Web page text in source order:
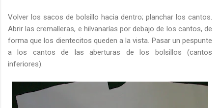
Volver los sacos de bolsillo hacia dentro; planchar los cantos.
Abrir las cremalleras, e hilvanarías por debajo de los cantos, de
forma que los dientecitos queden a la vista. Pasar un pespunte
a los cantos de las aberturas de los bolsillos (cantos
inferiores).